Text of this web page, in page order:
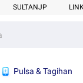
SULTANJP
Pulsa & Tagihan